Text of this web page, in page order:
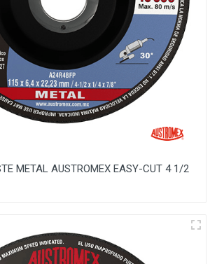
METAL AUSTROMEX EASY-CUT 4 1/2